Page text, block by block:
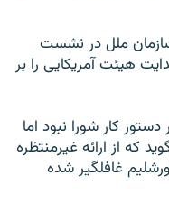
سازمان ملل در نشست
هیئت آمریکایی را بر
کار شورا نبود اما
که از ارائه غیرمنتظره
غافلگیر شده